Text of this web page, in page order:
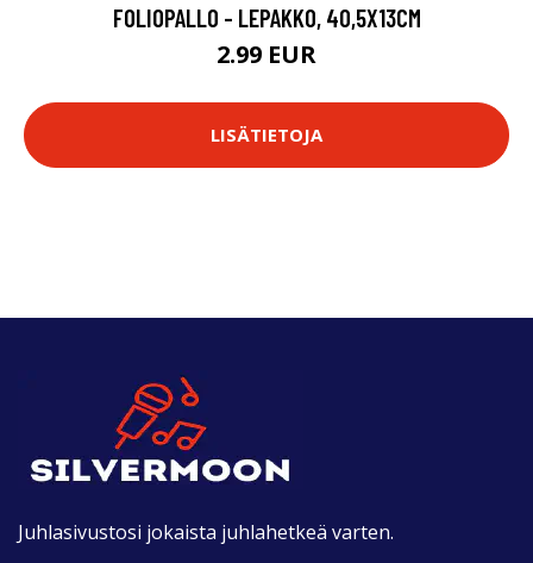
FOLIOPALLO - LEPAKKO, 40,5X13CM
2.99 EUR
LISÄTIETOJA
Juhlasivustosi jokaista juhlahetkeä varten.